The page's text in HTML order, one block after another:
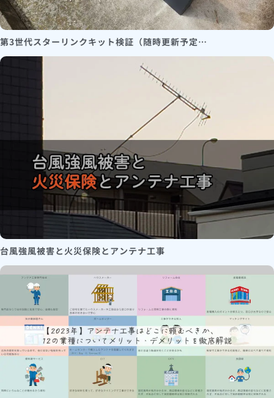
第3世代スターリンクキット検証（随時更新予定…
台風強風被害と火災保険とアンテナ工事